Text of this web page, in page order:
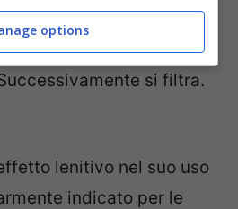
dell’Ibiscus
in infusione per
si filtra.
lenitivo nel suo uso
indicato per le
options